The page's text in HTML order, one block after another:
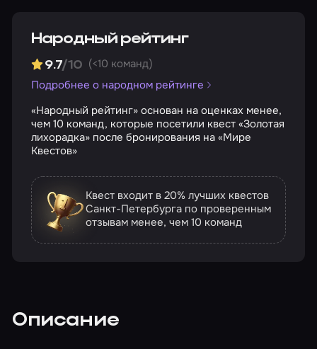
Народный рейтинг
9.7/10 (<10 команд)
Подробнее о народном рейтинге
«Народный рейтинг» основан на оценках менее,
чем 10 команд, которые посетили квест «Золотая
лихорадка» после бронирования на «Мире
Квестов»
Квест входит в 20% лучших квестов
Санкт-Петербурга по проверенным
отзывам менее, чем 10 команд
Описание